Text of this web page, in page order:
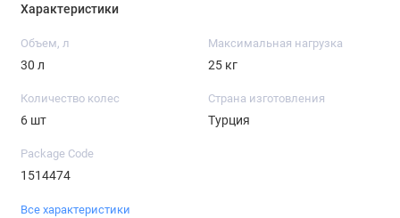
Характеристики
Объем, л
30 л
Максимальная нагрузка
25 кг
Количество колес
6 шт
Страна изготовления
Турция
Package Code
1514474
Все характеристики